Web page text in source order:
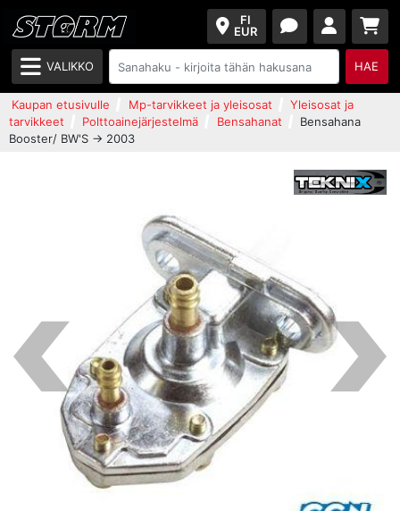
FI
EUR
VALIKKO HAE
Kaupan etusivulle Mp-tarvikkeet ja yleisosat
Yleisosat ja
tarvikkeet
Polttoainejärjestelmä Bensahanat
Bensahana
Booster/ BW'S -> 2003